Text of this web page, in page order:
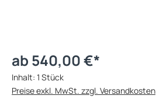
ab 540,00 €*
Inhalt: 1 Stück
Preise exkl. MwSt. zzgl. Versandkosten